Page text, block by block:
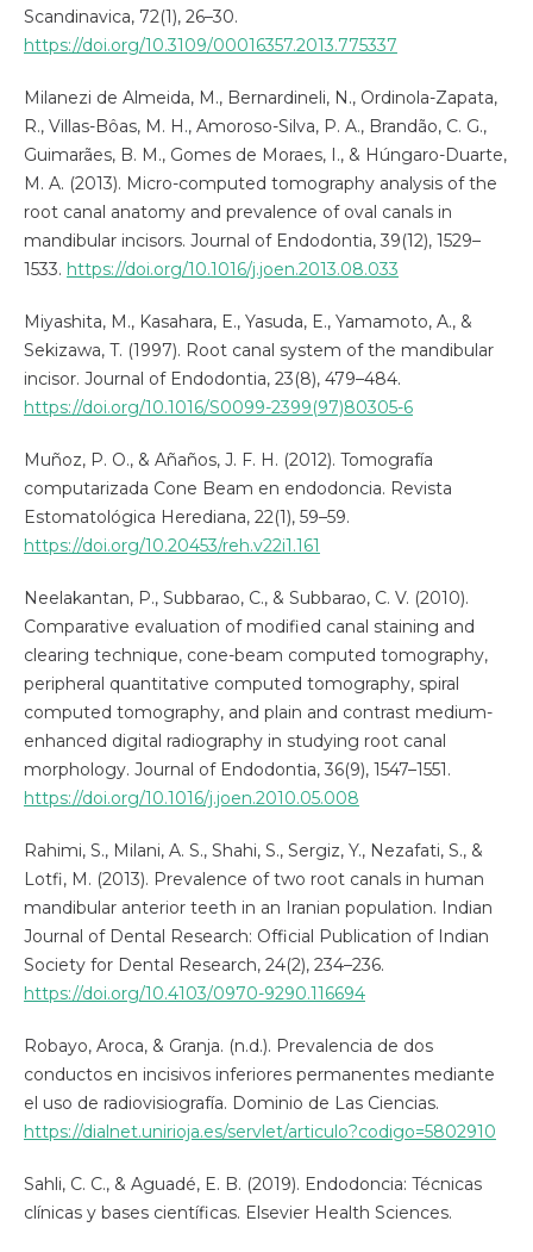
Scandinavica, 72(1), 26–30.
https://doi.org/10.3109/00016357.2013.775337
Milanezi de Almeida, M., Bernardineli, N., Ordinola-Zapata,
R., Villas-Bôas, M. H., Amoroso-Silva, P. A., Brandão, C. G.,
Guimarães, B. M., Gomes de Moraes, I., & Húngaro-Duarte,
M. A. (2013). Micro-computed tomography analysis of the
root canal anatomy and prevalence of oval canals in
mandibular incisors. Journal of Endodontia, 39(12), 1529–
1533. https://doi.org/10.1016/j.joen.2013.08.033
Miyashita, M., Kasahara, E., Yasuda, E., Yamamoto, A., &
Sekizawa, T. (1997). Root canal system of the mandibular
incisor. Journal of Endodontia, 23(8), 479–484.
https://doi.org/10.1016/S0099-2399(97)80305-6
Muñoz, P. O., & Añaños, J. F. H. (2012). Tomografía
computarizada Cone Beam en endodoncia. Revista
Estomatológica Herediana, 22(1), 59–59.
https://doi.org/10.20453/reh.v22i1.161
Neelakantan, P., Subbarao, C., & Subbarao, C. V. (2010).
Comparative evaluation of modified canal staining and
clearing technique, cone-beam computed tomography,
peripheral quantitative computed tomography, spiral
computed tomography, and plain and contrast medium-
enhanced digital radiography in studying root canal
morphology. Journal of Endodontia, 36(9), 1547–1551.
https://doi.org/10.1016/j.joen.2010.05.008
Rahimi, S., Milani, A. S., Shahi, S., Sergiz, Y., Nezafati, S., &
Lotfi, M. (2013). Prevalence of two root canals in human
mandibular anterior teeth in an Iranian population. Indian
Journal of Dental Research: Official Publication of Indian
Society for Dental Research, 24(2), 234–236.
https://doi.org/10.4103/0970-9290.116694
Robayo, Aroca, & Granja. (n.d.). Prevalencia de dos
conductos en incisivos inferiores permanentes mediante
el uso de radiovisiografía. Dominio de Las Ciencias.
https://dialnet.unirioja.es/servlet/articulo?codigo=5802910
Sahli, C. C., & Aguadé, E. B. (2019). Endodoncia: Técnicas
clínicas y bases científicas. Elsevier Health Sciences.